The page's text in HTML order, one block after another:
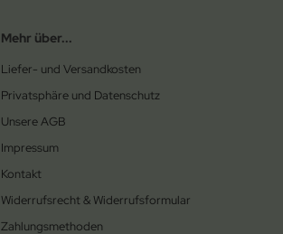
Mehr über...
Liefer- und Versandkosten
Privatsphäre und Datenschutz
Unsere AGB
Impressum
Kontakt
Widerrufsrecht & Widerrufsformular
Zahlungsmethoden